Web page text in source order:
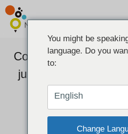
Comentarios de los
juego hechos a
2022-07-
You might be
language. Do you
to:
English
Change